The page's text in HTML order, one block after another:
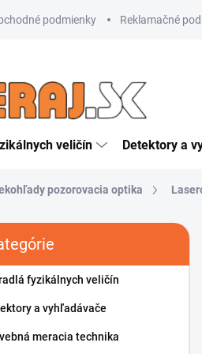
podmienky Reklamačné
veličín Detektory a
pozorovacia optika
fyzikálnych veličín
a vyhľadávače
meracia technika